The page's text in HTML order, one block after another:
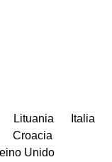
Lituania
Italia
Croacia
Unido